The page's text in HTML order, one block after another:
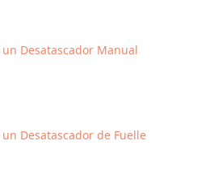
Desatascador Manual
Desatascador de Fuelle